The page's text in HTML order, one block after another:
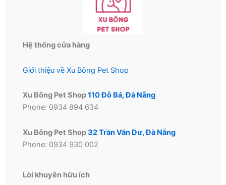
sản
Hệ thống cửa hàng
Giới thiệu về Xu Bông Pet Shop
Xu Bông Pet Shop110 Đỗ Bá, Đà Nẵng
Phone: 0934 894 634
Xu Bông Pet Shop32 Trần Văn Dư, Đà Nẵng
Phone: 0934 930 002
Lời khuyên hữu ích